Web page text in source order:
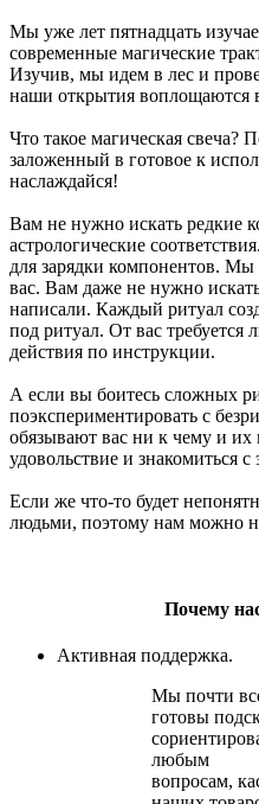
Мы уже лет пятнадцать
современные магические
Изучив, мы идем в лес и
наши открытия воплощаются
Что такое магическая свеча?
заложенный в готовое к
наслаждайся!
Вам не нужно искать редкие
астрологические
для зарядки компонентов. Мы
вас. Вам даже не нужно
написали. Каждый ритуал
под ритуал. От вас
действия по инструкции.
А если вы боитесь сложных
поэкспериментировать с
обязывают вас ни к чему и
удовольствие и знакомиться с
Если же что-то будет
людьми, поэтому нам можно
Почему
Активная поддержка.
Мы почти
готовы
любым
вопросам,